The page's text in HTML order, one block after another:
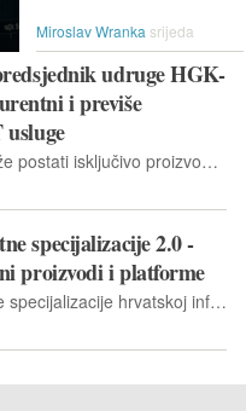
Miroslav Wranka srijeda
udruge HGK-
i previše
Hrvatski IT ne može postati isključivo proizvodna industrija, ako želite implementirati proizvod, morate imati i uslugu kako to napraviti, fokus na inovacije i vlastite digitalne proizvode je nužan
specijalizacije 2.0 -
proizvodi i platforme
Strategija pametne specijalizacije hrvatskoj informatičkoj industriji omogućit će bolji pristup do novca iz europskih fondova, koji će ulagati u razvoj novih, globalno konkurentnih proizvoda